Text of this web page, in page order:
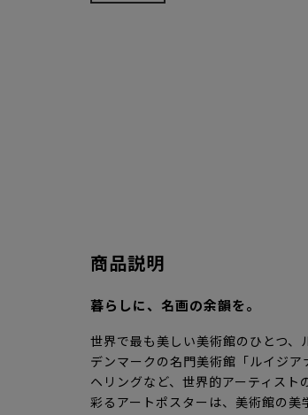
商品説明
暮らしに、名画の余韻を。
世界で最も美しい美術館のひとつ、
デンマークの名門美術館「ルイジア
ヘリングなど、世界的アーティスト
彩るアートポスターは、美術館の美